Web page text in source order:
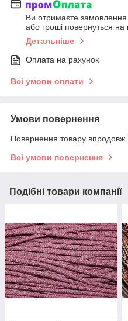
Ви отримаєте замовлення
або гроші повернуться на
Детальніше
Оплата на рахунок
Всі умови оплати
Умови повернення
Повернення товару впродовж
Всі умови повернення
Подібні товари компанії